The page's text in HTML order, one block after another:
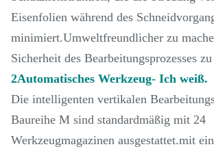
Eisenfolien während des
minimiert.Umweltfreundlicher zu
Sicherheit des Bearbeitungsprozesses
2Automatisches Werkzeug- Ich weiß.
Die intelligenten vertikalen
Baureihe M sind standardmäßig mit 24
Werkzeugmagazinen ausgestattet.mit